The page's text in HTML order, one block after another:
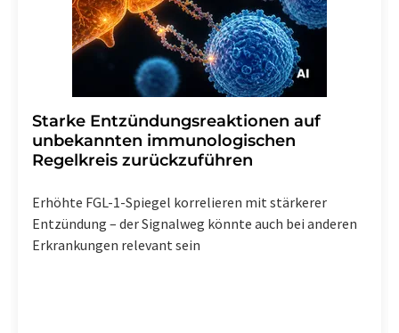
Starke Entzündungsreaktionen auf
unbekannten immunologischen
Regelkreis zurückzuführen
Erhöhte FGL-1-Spiegel korrelieren mit stärkerer
Entzündung – der Signalweg könnte auch bei anderen
Erkrankungen relevant sein